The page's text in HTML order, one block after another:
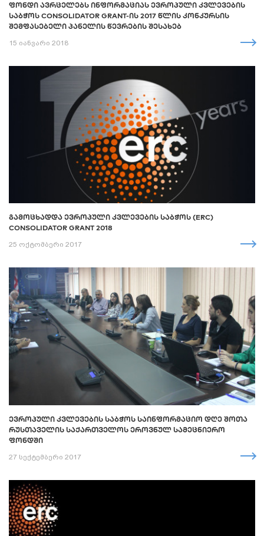
ᲤᲝᲜᲓᲘ ᲐᲕᲠᲪᲔᲚᲔᲑᲡ ᲘᲜᲤᲝᲠᲛᲐᲪᲘᲐᲡ ᲔᲕᲠᲝᲞᲣᲚᲘ ᲙᲕᲚᲔᲕᲔᲑᲘᲡ
ᲡᲐᲑᲭᲝᲡ CONSOLIDATOR GRANT-ᲘᲡ 2017 ᲬᲚᲘᲡ ᲙᲝᲜᲙᲣᲠᲡᲘᲡ
ᲨᲔᲛᲤᲐᲡᲔᲑᲔᲚᲘ ᲞᲐᲜᲔᲚᲘᲡ ᲬᲔᲕᲠᲔᲑᲘᲡ ᲨᲔᲡᲐᲮᲔᲑ
15 იანვარი 2018
ᲒᲐᲛᲝᲪᲮᲐᲓᲓᲐ ᲔᲕᲠᲝᲞᲣᲚᲘ ᲙᲕᲚᲔᲕᲔᲑᲘᲡ ᲡᲐᲑᲭᲝᲡ (ERC)
CONSOLIDATOR GRANT 2018
25 ოქტომბერი 2017
ᲔᲕᲠᲝᲞᲣᲚᲘ ᲙᲕᲚᲔᲕᲔᲑᲘᲡ ᲡᲐᲑᲭᲝᲡ ᲡᲐᲘᲜᲤᲝᲠᲛᲐᲪᲘᲝ ᲓᲦᲔ ᲨᲝᲗᲐ
ᲠᲣᲡᲗᲐᲕᲔᲚᲘᲡ ᲡᲐᲥᲐᲠᲗᲕᲔᲚᲝᲡ ᲔᲠᲝᲕᲜᲣᲚ ᲡᲐᲛᲔᲪᲜᲘᲔᲠᲝ
ᲤᲝᲜᲓᲨᲘ
27 სექტემბერი 2017